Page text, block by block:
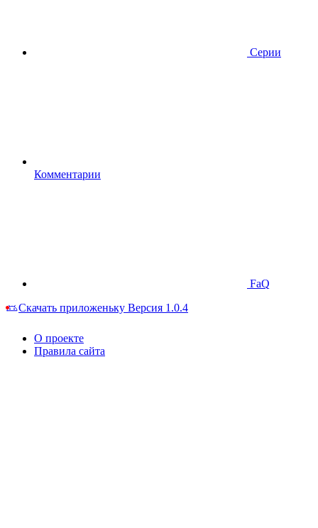
Серии
Комментарии
FaQ
Скачать приложеньку Версия 1.0.4
О проекте
Правила сайта